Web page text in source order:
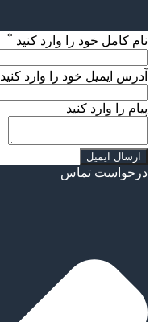
نام کامل خود را وارد کنید *
آدرس ایمیل خود را وارد کنید
پیام را وارد کنید
درخواست تماس